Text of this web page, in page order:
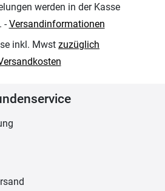
werden in der Kasse
-Versandinformationen
inkl. Mwst zuzüglich